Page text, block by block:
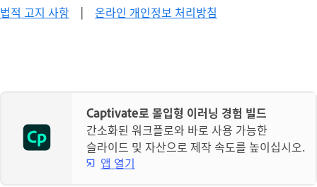
법적 고지 사항 | 온라인 개인정보 처리방침
Captivate로 몰입형 이러닝 경험 빌드
간소화된 워크플로와 바로 사용 가능한
슬라이드 및 자산으로 제작 속도를 높이십시오.
앱 열기